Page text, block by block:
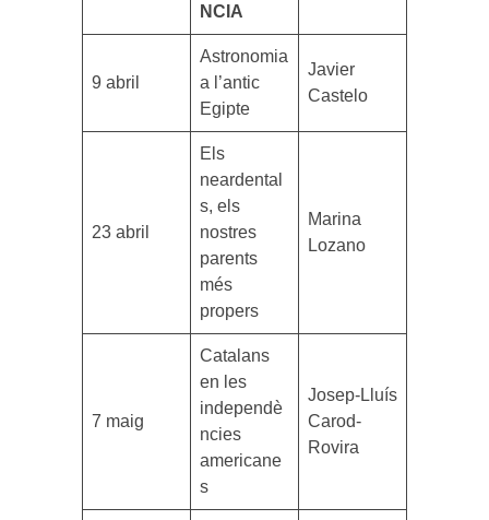
NCIA
9 abril
Astronomia
a l’antic
Egipte
Javier
Castelo
23 abril
Els
neardental
s, els
nostres
parents
més
propers
Marina
Lozano
7 maig
Catalans
en les
independè
ncies
americane
s
Josep-Lluís
Carod-
Rovira